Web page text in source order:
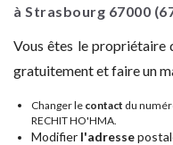
à Strasbourg 67000
Vous êtes le propriétaire
gratuitement et faire un
Changer le contact du
RECHIT HO'HMA.
Modifier l'adresse